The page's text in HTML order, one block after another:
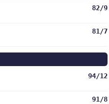
82/9
81/7
94/12
91/8